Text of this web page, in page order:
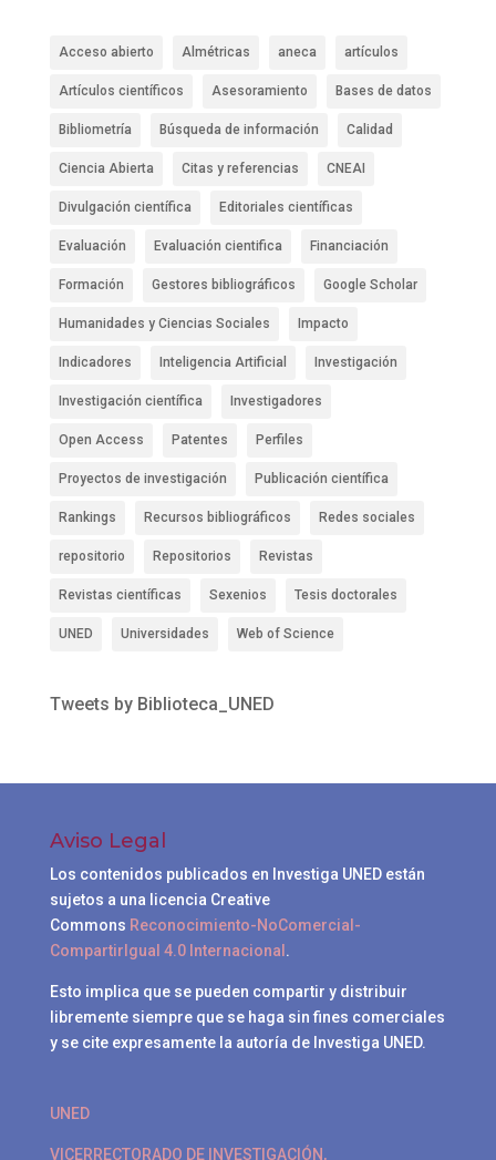
Acceso abierto Almétricas aneca artículos
Artículos científicos Asesoramiento Bases de datos
Bibliometría Búsqueda de información Calidad
Ciencia Abierta Citas y referencias CNEAI
Divulgación científica Editoriales científicas
Evaluación Evaluación cientifica Financiación
Formación Gestores bibliográficos Google Scholar
Humanidades y Ciencias Sociales Impacto
Indicadores Inteligencia Artificial Investigación
Investigación científica Investigadores
Open Access Patentes Perfiles
Proyectos de investigación Publicación científica
Rankings Recursos bibliográficos Redes sociales
repositorio Repositorios Revistas
Revistas científicas Sexenios Tesis doctorales
UNED Universidades Web of Science
Tweets by Biblioteca_UNED
Aviso Legal
Los contenidos publicados en Investiga UNED están
sujetos a una licencia Creative
Commons Reconocimiento-NoComercial-
CompartirIgual 4.0 Internacional .
Esto implica que se pueden compartir y distribuir
libremente siempre que se haga sin fines comerciales
y se cite expresamente la autoría de Investiga UNED.
UNED
VICERRECTORADO DE INVESTIGACIÓN,